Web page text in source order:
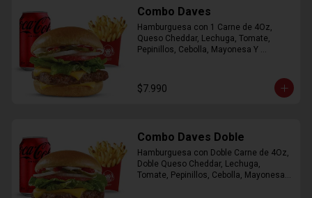
Combo Daves
Hamburguesa con 1 Carne de 4Oz,
Queso Cheddar, Lechuga, Tomate,
Pepinillos, Cebolla, Mayonesa Y
$7.990
Combo Daves Doble
Hamburguesa con Doble Carne de 4Oz,
Doble Queso Cheddar, Lechuga,
Tomate, Pepinillos, Cebolla, Mayonesa y